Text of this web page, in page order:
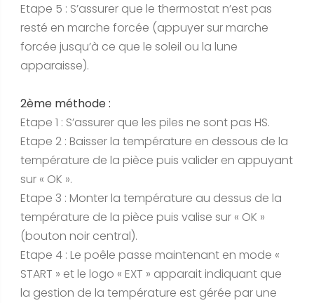
Etape 5 : S’assurer que le thermostat n’est pas
resté en marche forcée (appuyer sur marche
forcée jusqu’à ce que le soleil ou la lune
apparaisse).
2ème méthode :
Etape 1 : S’assurer que les piles ne sont pas HS.
Etape 2 : Baisser la température en dessous de la
température de la pièce puis valider en appuyant
sur « OK ».
Etape 3 : Monter la température au dessus de la
température de la pièce puis valise sur « OK »
(bouton noir central).
Etape 4 : Le poêle passe maintenant en mode «
START » et le logo « EXT » apparait indiquant que
la gestion de la température est gérée par une